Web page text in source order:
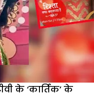
के ‘कार्तिक’ के